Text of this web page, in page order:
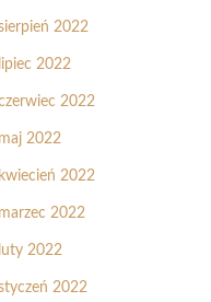
2022
lipiec 2022
2022
maj 2022
kwiecień 2022
marzec 2022
luty 2022
2022